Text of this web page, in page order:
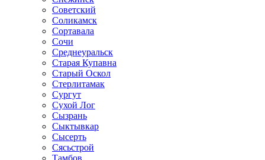
Советский
Соликамск
Сортавала
Сочи
Среднеуральск
Старая Купавна
Старый Оскол
Стерлитамак
Сургут
Сухой Лог
Сызрань
Сыктывкар
Сысерть
Сясьстрой
Тамбов